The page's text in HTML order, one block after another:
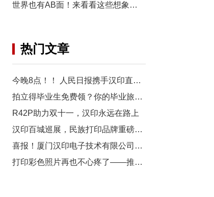
世界也有AB面！来看看这些想象力拉满的拍立得作品~
热门文章
今晚8点！！ 人民日报携手汉印直播带货，与你不见不散！
拍立得毕业生免费领？你的毕业旅行照，也有机会上「三影堂」影展了！
R42P助力双十一，汉印永远在路上
汉印百城巡展，民族打印品牌重磅出击 ！
喜报！厦门汉印电子技术有限公司入选2020年福建省科技小巨人领军企业！
打印彩色照片再也不心疼了——推荐汉印手机照片打印机CP4000L